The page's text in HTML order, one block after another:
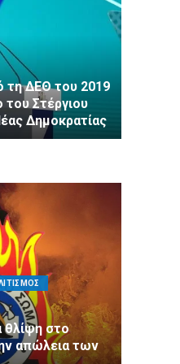
του 2019
τη 2η
στο
απώλεια των